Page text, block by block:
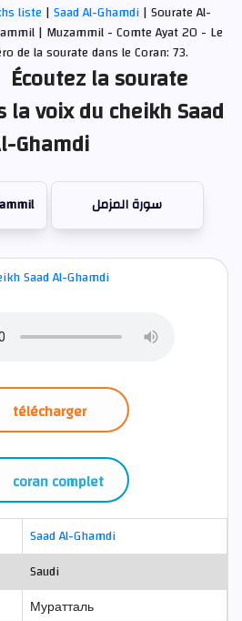
liste |Saad Al-Ghamdi| Sourate Al-
| Muzammil - Comte Ayat 20 - Le
de la sourate dans le Coran: 73.
Écoutez la sourate
voix du cheikh Saad
Ghamdi
سورة المزمل
télécharger
coran complet
Saad Al-Ghamdi
Saudi
Муратталь